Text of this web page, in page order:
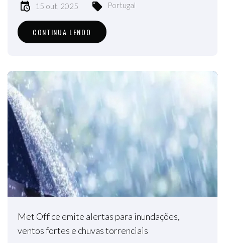
15 out, 2025 Portugal
CONTINUA LENDO
Met Office emite alertas para inundações,
ventos fortes e chuvas torrenciais